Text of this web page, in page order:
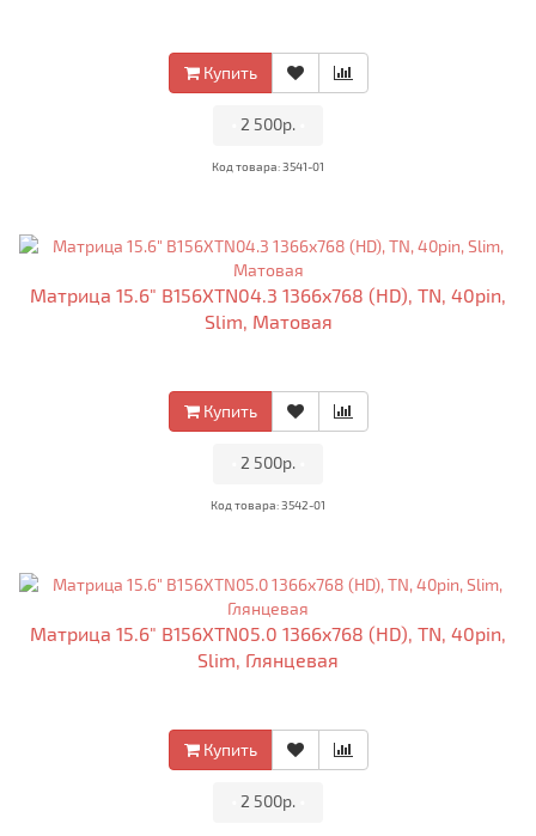
Купить
2 500р.
Код товара: 3541-01
Матрица 15.6" B156XTN04.3 1366x768 (HD), TN, 40pin,
Slim, Матовая
Купить
2 500р.
Код товара: 3542-01
Матрица 15.6" B156XTN05.0 1366x768 (HD), TN, 40pin,
Slim, Глянцевая
Купить
2 500р.